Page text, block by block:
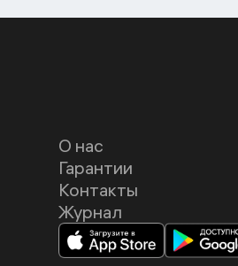
О нас
Гарантии
Контакты
Журнал